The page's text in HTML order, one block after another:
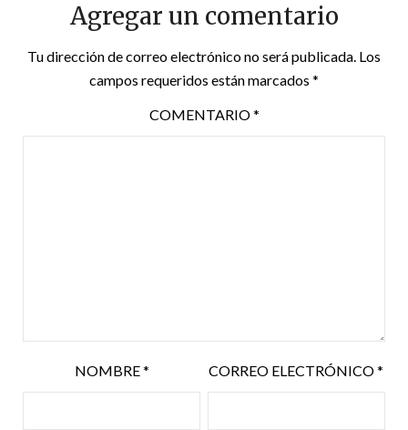
Agregar un comentario
Tu dirección de correo electrónico no será publicada. Los
campos requeridos están marcados *
COMENTARIO*
NOMBRE* CORREO ELECTRÓNICO*